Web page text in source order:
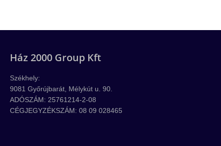
Ház 2000 Group Kft
Székhely:
9081 Győrújbarát, Mélykút u. 90.
ADÓSZÁM: 25761214-2-08
CÉGJEGYZÉKSZÁM: 08 09 028465